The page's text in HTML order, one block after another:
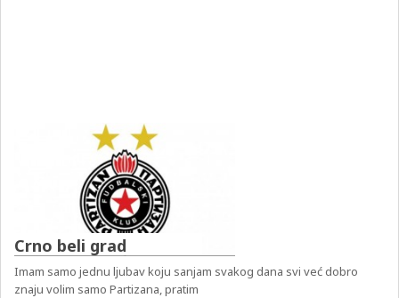
Crno beli grad
Imam samo jednu ljubav koju sanjam svakog dana svi već dobro
znaju volim samo Partizana, pratim